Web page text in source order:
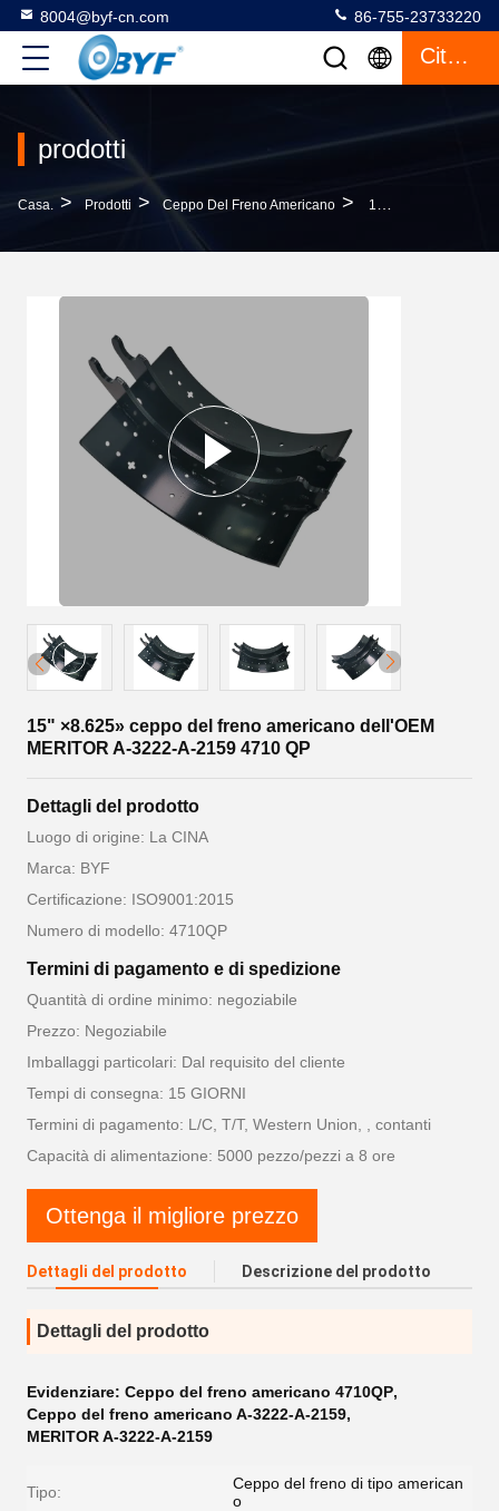
8004@byf-cn.com 86-755-23733220
Citazione
prodotti
Casa. > Prodotti > Ceppo Del Freno Americano > 15" ×8.625» Ceppo Del Freno Americano Dell'OEM MERITOR A-3222-A-2159 4710 QP
15" ×8.625» ceppo del freno americano dell'OEM
MERITOR A-3222-A-2159 4710 QP
Dettagli del prodotto
Luogo di origine: La CINA
Marca: BYF
Certificazione: ISO9001:2015
Numero di modello: 4710QP
Termini di pagamento e di spedizione
Quantità di ordine minimo: negoziabile
Prezzo: Negoziabile
Imballaggi particolari: Dal requisito del cliente
Tempi di consegna: 15 GIORNI
Termini di pagamento: L/C, T/T, Western Union, , contanti
Capacità di alimentazione: 5000 pezzo/pezzi a 8 ore
Ottenga il migliore prezzo
Dettagli del prodotto Descrizione del prodotto
Dettagli del prodotto
Evidenziare: Ceppo del freno americano 4710QP,
Ceppo del freno americano A-3222-A-2159,
MERITOR A-3222-A-2159
Tipo:
Ceppo del freno di tipo american
o